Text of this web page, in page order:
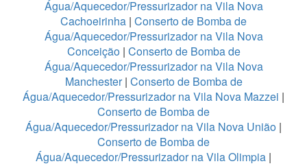
Água/Aquecedor/Pressurizador na Vila Nova
Cachoeirinha | Conserto de Bomba de
Água/Aquecedor/Pressurizador na Vila Nova
Conceição| Conserto de Bomba de
Água/Aquecedor/Pressurizador na Vila Nova
Manchester| Conserto de Bomba de
Água/Aquecedor/Pressurizador na Vila Nova Mazzei |
Conserto de Bomba de
Água/Aquecedor/Pressurizador na Vila Nova União |
Conserto de Bomba de
Água/Aquecedor/Pressurizador na Vila Olimpia |